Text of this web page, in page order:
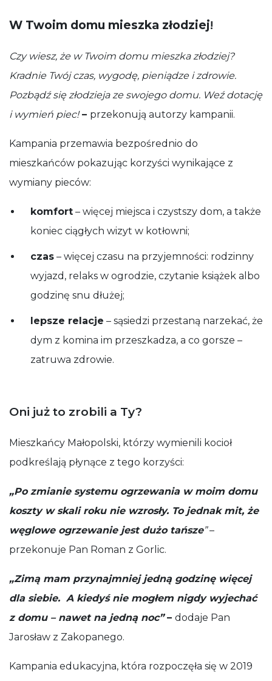
W Twoim domu mieszka złodziej!
Czy wiesz, że w Twoim domu mieszka złodziej?
Kradnie Twój czas, wygodę, pieniądze i zdrowie.
Pozbądź się złodzieja ze swojego domu. Weź dotację
i wymień piec!– przekonują autorzy kampanii.
Kampania przemawia bezpośrednio do
mieszkańców pokazując korzyści wynikające z
wymiany pieców:
komfort – więcej miejsca i czystszy dom, a także
koniec ciągłych wizyt w kotłowni;
czas – więcej czasu na przyjemności: rodzinny
wyjazd, relaks w ogrodzie, czytanie książek albo
godzinę snu dłużej;
lepsze relacje – sąsiedzi przestaną narzekać, że
dym z komina im przeszkadza, a co gorsze –
zatruwa zdrowie.
Oni już to zrobili a Ty?
Mieszkańcy Małopolski, którzy wymienili kocioł
podkreślają płynące z tego korzyści:
„Po zmianie systemu ogrzewania w moim domu
koszty w skali roku nie wzrosły. To jednak mit, że
węglowe ogrzewanie jest dużo tańsze”–
przekonuje Pan Roman z Gorlic.
„Zimą mam przynajmniej jedną godzinę więcej
dla siebie. A kiedyś nie mogłem nigdy wyjechać
z domu – nawet na jedną noc”– dodaje Pan
Jarosław z Zakopanego.
Kampania edukacyjna, która rozpoczęła się w 2019